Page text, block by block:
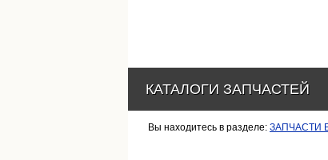
Вы находитесь в разделе: ЗАПЧАСТИ
КАТАЛОГИ ЗАПЧАСТЕЙ